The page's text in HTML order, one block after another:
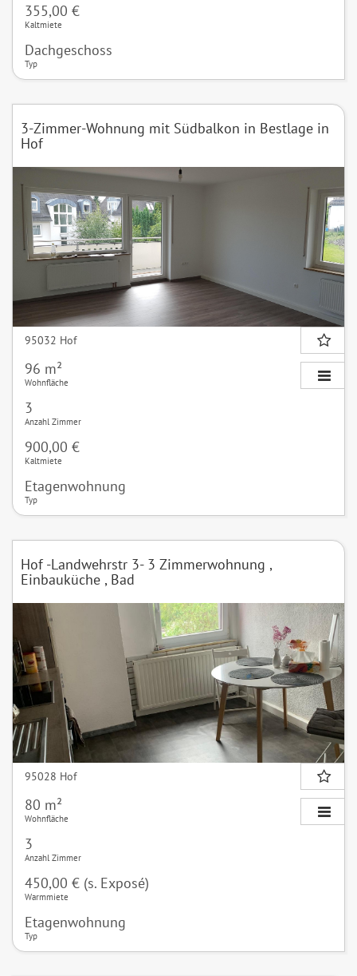
355,00 €
Kaltmiete
Dachgeschoss
Typ
3-Zimmer-Wohnung mit Südbalkon in Bestlage in
Hof
95032 Hof
96 m²
Wohnfläche
3
Anzahl Zimmer
900,00 €
Kaltmiete
Etagenwohnung
Typ
Hof -Landwehrstr 3- 3 Zimmerwohnung ,
Einbauküche , Bad
95028 Hof
80 m²
Wohnfläche
3
Anzahl Zimmer
450,00 € (s. Exposé)
Warmmiete
Etagenwohnung
Typ